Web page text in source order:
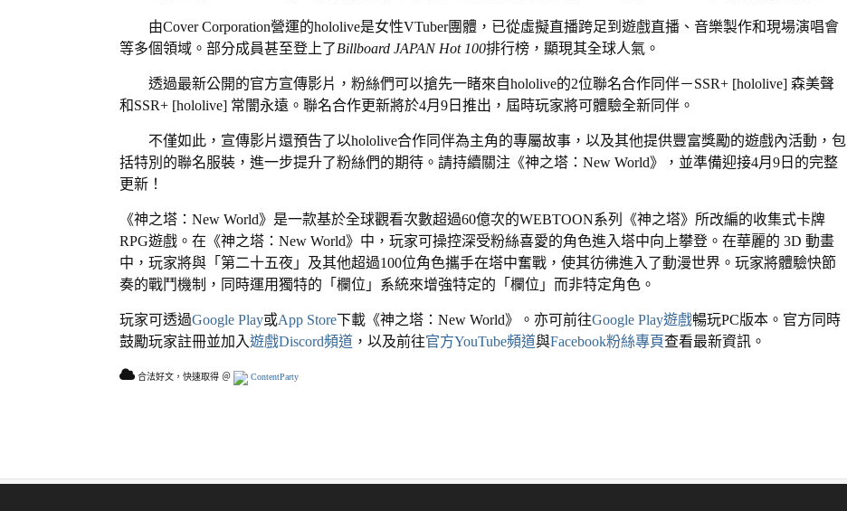
由Cover Corporation營運的hololive是女性VTuber團體，已從虛擬直播跨足到遊戲直播、音樂製作和現場演唱會
等多個領域。部分成員甚至登上了Billboard JAPAN Hot 100排行榜，顯現其全球人氣。
透過最新公開的官方宣傳影片，粉絲們可以搶先一睹來自hololive的2位聯名合作同伴－SSR+ [hololive] 森美聲
和SSR+ [hololive] 常闇永遠。聯名合作更新將於4月9日推出，屆時玩家將可體驗全新同伴。
不僅如此，宣傳影片還預告了以hololive合作同伴為主角的專屬故事，以及其他提供豐富獎勵的遊戲內活動，包
括特別的聯名服裝，進一步提升了粉絲們的期待。請持續關注《神之塔：New World》，並準備迎接4月9日的完整
更新！
《神之塔：New World》是一款基於全球觀看次數超過60億次的WEBTOON系列《神之塔》所改編的收集式卡牌
RPG遊戲。在《神之塔：New World》中，玩家可操控深受粉絲喜愛的角色進入塔中向上攀登。在華麗的 3D 動畫
中，玩家將與「第二十五夜」及其他超過100位角色攜手在塔中奮戰，使其彷彿進入了動漫世界。玩家將體驗快節
奏的戰鬥機制，同時運用獨特的「欄位」系統來增強特定的「欄位」而非特定角色。
玩家可透過Google Play或App Store下載《神之塔：New World》。亦可前往Google Play遊戲暢玩PC版本。官方同時
鼓勵玩家註冊並加入遊戲Discord頻道 ，以及前往官方YouTube頻道與Facebook粉絲專頁查看最新資訊。
合法好文，快速取得 ＠ ContentParty